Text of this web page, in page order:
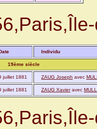
Individu
19ème siècle
juillet 1881 ZAUG Joseph avec
juillet 1881 ZAUG Xavieravec